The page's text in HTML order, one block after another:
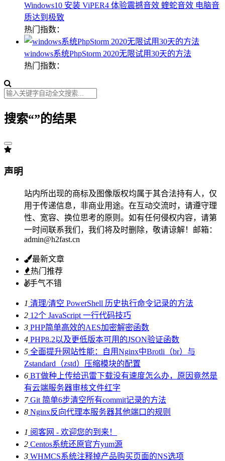
Windows10 安装 ViPER4 体验震撼音效 蝰蛇音效 电脑音
质达到极致
热门指数：
windows系统PhpStorm 2020无限试用30天的方法
热门指数：
搜索“”的结果
声明
站内所出现的商标及图像版权均属于其合法持有人，仅
用于传递信息，非商业用途。在互动交流时，请遵守理
性、宽容、换位思考的原则。如有任何侵权内容，请第
一时间联系我们，我们将及时删除，敬请谅解！邮箱：
admin@h2fast.cn
最新文章
热门推荐
手气不错
1 清理/清空 PowerShell 历史执行命令记录的方法
2 12个 JavaScript 一行代码技巧
3 PHP简单高效的AES加密解密函数
4 PHP8.2以及更低版本可用的JSON验证函数
5 全面提升网站性能：自用Nginx中Brotli（br）与
Zstandard（zstd）压缩模块的配置
6 BT做种上传给迅雷下载没有速度怎么办，原因竟然是
有云端服务器审核文件红字
7Git 简单6步清空所有commit记录的方法
8 Nginx反向代理本服务器其他端口的规则
1 阅客网 - 欢迎您的到来！
2 Centos系统还原官方yum源
3 WHMCS系统注释掉产品购买页面的NS选项